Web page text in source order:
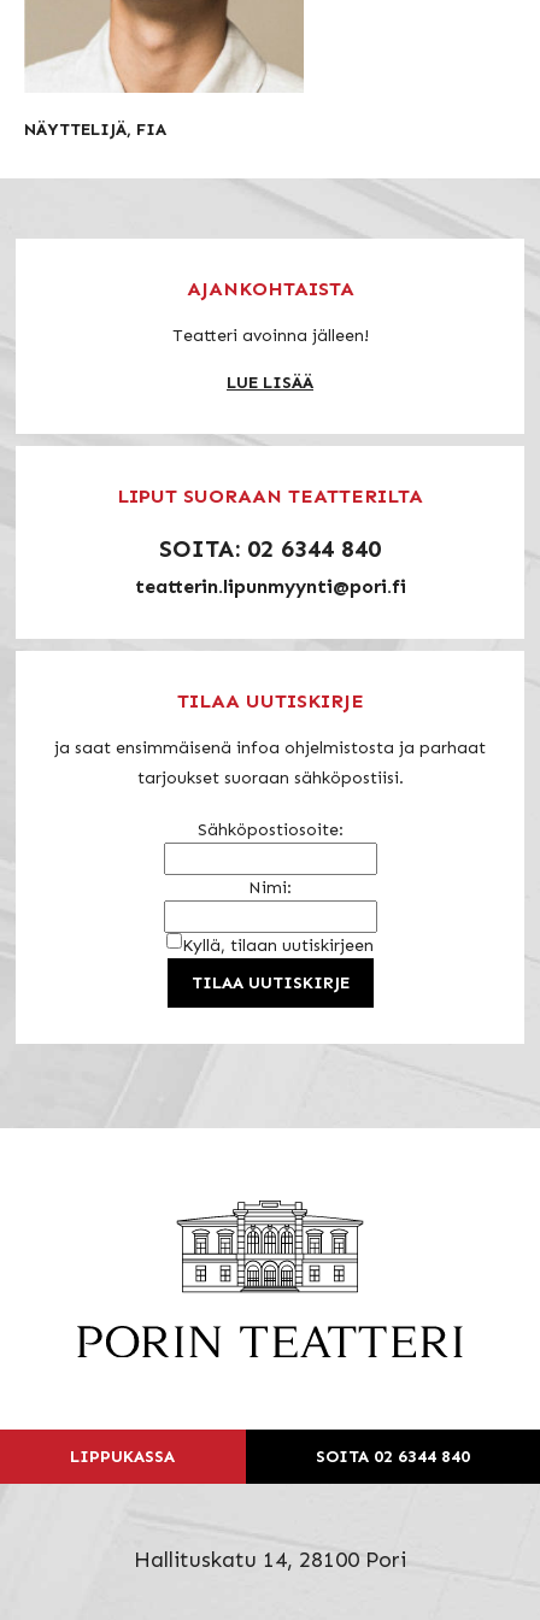
NÄYTTELIJÄ, FIA
AJANKOHTAISTA
Teatteri avoinna jälleen!
LUE LISÄÄ
LIPUT SUORAAN TEATTERILTA
SOITA: 02 6344 840
teatterin.lipunmyynti@pori.fi
TILAA UUTISKIRJE
ja saat ensimmäisenä infoa ohjelmistosta ja parhaat
tarjoukset suoraan sähköpostiisi.
Sähköpostiosoite:
Nimi:
Kyllä, tilaan uutiskirjeen
LIPPUKASSA SOITA 02 6344 840
Hallituskatu 14, 28100 Pori